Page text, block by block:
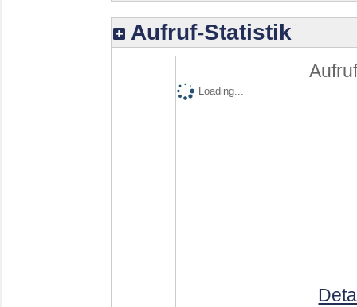
Aufruf-Statistik
Loading...